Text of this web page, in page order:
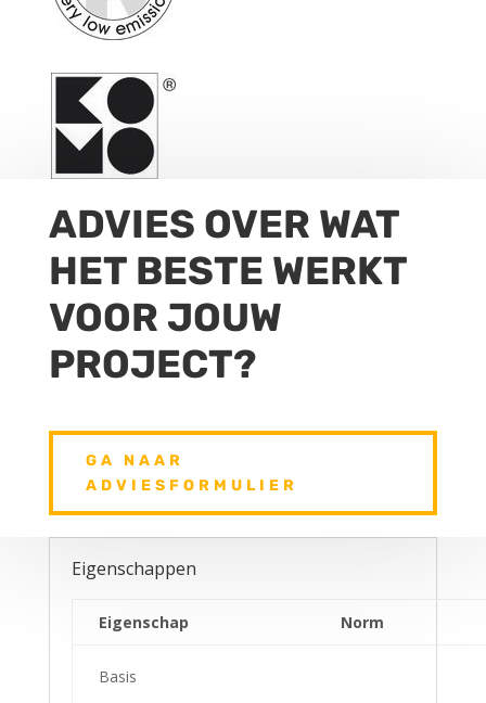
ADVIES OVER WAT
HET BESTE WERKT
VOOR JOUW
PROJECT?
GA NAAR
ADVIESFORMULIER
Eigenschappen
Eigenschap Norm
Basis